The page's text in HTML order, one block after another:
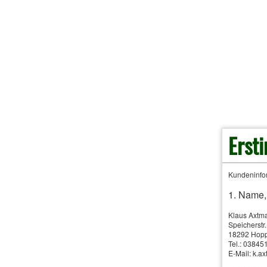
Zahnvorsorge:
1.
Klaus
18292
Tel.:
E-Mail: